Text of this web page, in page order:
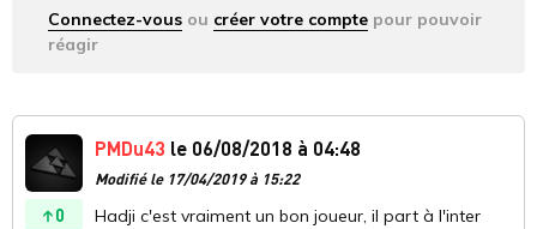
Connectez-vous ou créer votre compte pour pouvoir
réagir
0
PMDu43 le 06/08/2018 à 04:48
Modifié le 17/04/2019 à 15:22
Hadji c'est vraiment un bon joueur, il part à l'inter